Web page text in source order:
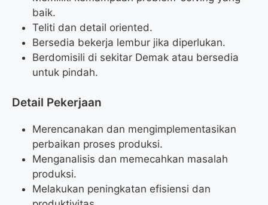
baik.
Teliti dan detail oriented.
Bersedia bekerja lembur jika diperlukan.
Berdomisili di sekitar Demak atau bersedia
untuk pindah.
Detail Pekerjaan
Merencanakan dan mengimplementasikan
perbaikan proses produksi.
Menganalisis dan memecahkan masalah
produksi.
Melakukan peningkatan efisiensi dan